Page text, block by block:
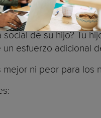
a no trabajar fuera
social de su hijo? Tu
esfuerzo adicional
ni peor para